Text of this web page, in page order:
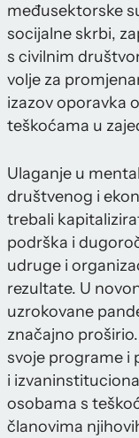
međusektorske
socijalne skrbi,
s civilnim
volje za
izazov oporavka
teškoćama u
Ulaganje u
društvenog i
trebali
podrška i
udruge i
rezultate. U
uzrokovane
značajno
svoje programe i
i
osobama s
članovima